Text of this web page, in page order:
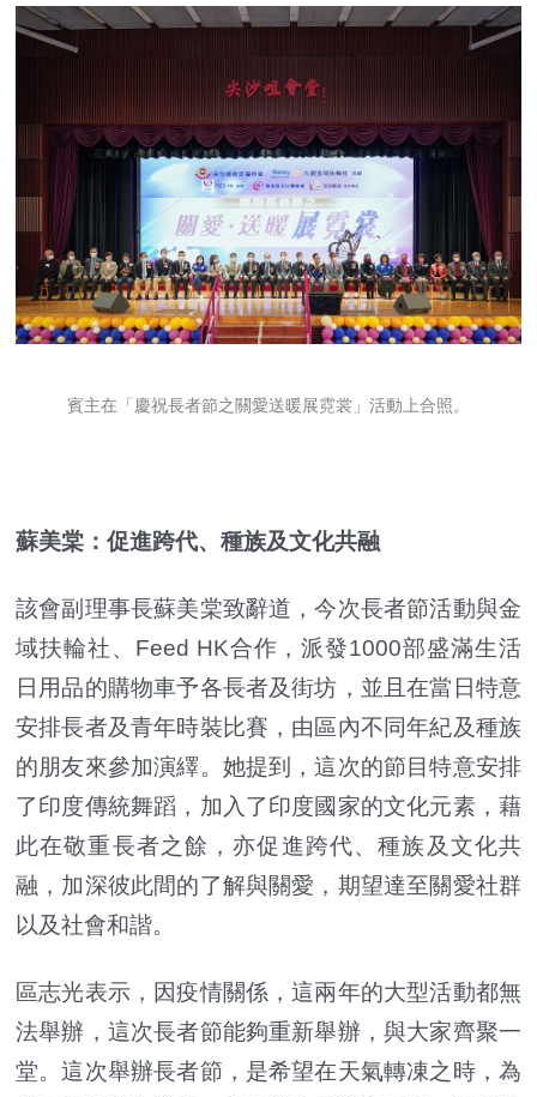
賓主在「慶祝長者節之關愛送暖展霓裳」活動上合照。
蘇美棠：促進跨代、種族及文化共融
該會副理事長蘇美棠致辭道，今次長者節活動與金
域扶輪社、Feed HK合作，派發1000部盛滿生活
日用品的購物車予各長者及街坊，並且在當日特意
安排長者及青年時裝比賽，由區內不同年紀及種族
的朋友來參加演繹。她提到，這次的節目特意安排
了印度傳統舞蹈，加入了印度國家的文化元素，藉
此在敬重長者之餘，亦促進跨代、種族及文化共
融，加深彼此間的了解與關愛，期望達至關愛社群
以及社會和諧。
區志光表示，因疫情關係，這兩年的大型活動都無
法舉辦，這次長者節能夠重新舉辦，與大家齊聚一
堂。這次舉辦長者節，是希望在天氣轉凍之時，為